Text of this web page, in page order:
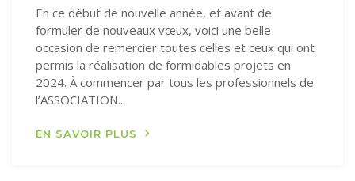
En ce début de nouvelle année, et avant de
formuler de nouveaux vœux, voici une belle
occasion de remercier toutes celles et ceux qui ont
permis la réalisation de formidables projets en
2024. À commencer par tous les professionnels de
l’ASSOCIATION...
EN SAVOIR PLUS